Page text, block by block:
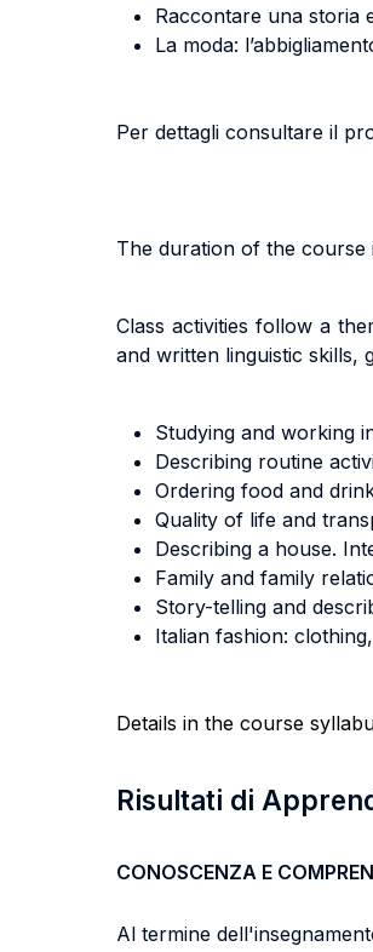
Raccontare una storia
La moda:
Per dettagli consultare il
The duration of the course
Class activities follow a
and written linguistic skills,
Studying and working
Describing routine
Ordering food and
Quality of life and
Describing a house.
Family and family
Story-telling and
Italian fashion:
Details in the course
Risultati di
CONOSCENZA E
Al termine